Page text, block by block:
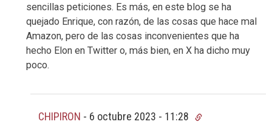
sencillas peticiones. Es más, en este blog se ha
quejado Enrique, con razón, de las cosas que hace mal
Amazon, pero de las cosas inconvenientes que ha
hecho Elon en Twitter o, más bien, en X ha dicho muy
poco.
CHIPIRON - 6 octubre 2023 - 11:28